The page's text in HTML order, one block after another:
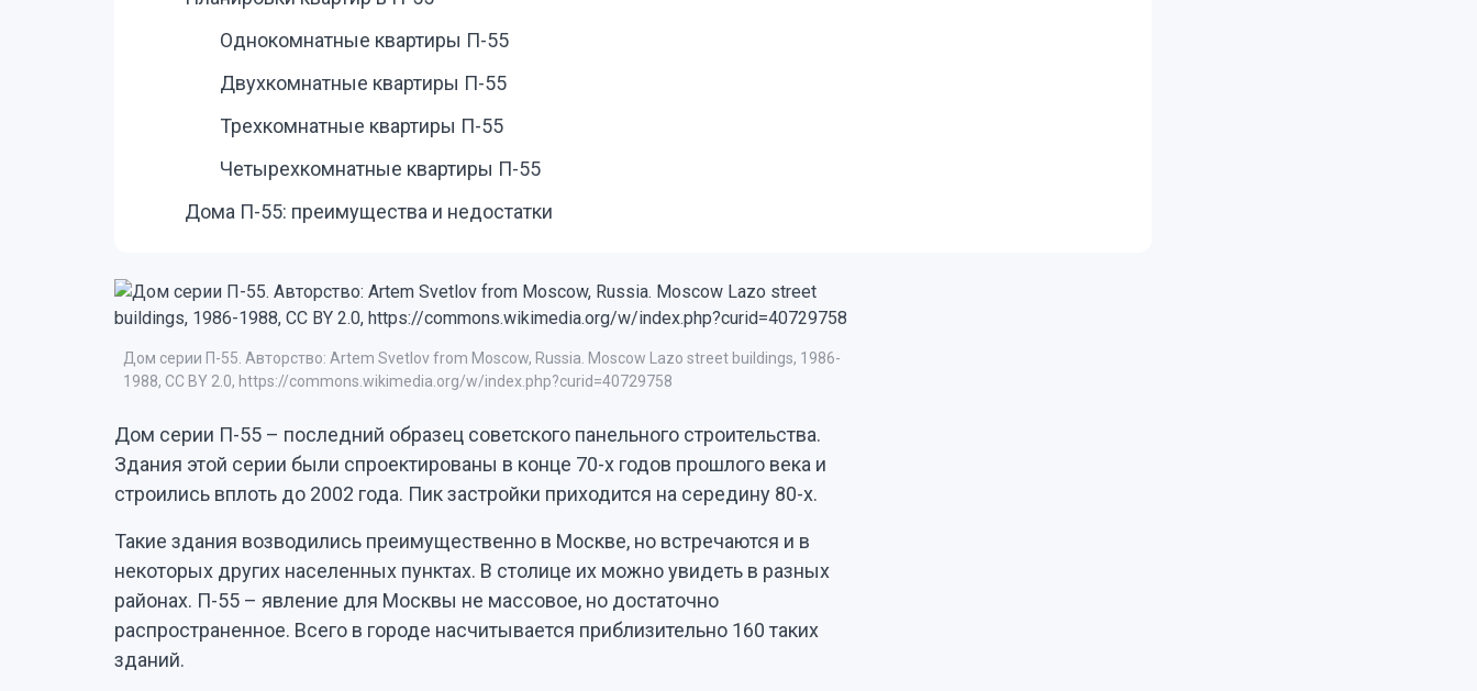
Однокомнатные квартиры П-55
Двухкомнатные квартиры П-55
Трехкомнатные квартиры П-55
Четырехкомнатные квартиры П-55
Дома П-55: преимущества и недостатки
Дом серии П-55. Авторство: Artem Svetlov from Moscow, Russia. Moscow Lazo street buildings, 1986-
1988, CC BY 2.0, https://commons.wikimedia.org/w/index.php?curid=40729758
Дом серии П-55 – последний образец советского панельного строительства.
Здания этой серии были спроектированы в конце 70-х годов прошлого века и
строились вплоть до 2002 года. Пик застройки приходится на середину 80-х.
Такие здания возводились преимущественно в Москве, но встречаются и в
некоторых других населенных пунктах. В столице их можно увидеть в разных
районах. П-55 – явление для Москвы не массовое, но достаточно
распространенное. Всего в городе насчитывается приблизительно 160 таких
зданий.